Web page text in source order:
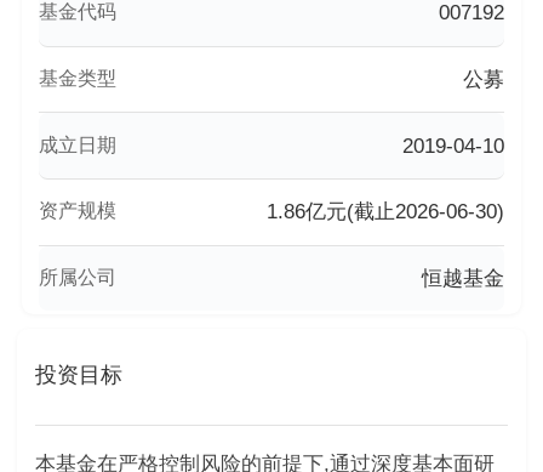
基金代码 007192
基金类型 公募
成立日期 2019-04-10
资产规模 1.86亿元(截止2026-06-30)
所属公司 恒越基金
投资目标
本基金在严格控制风险的前提下,通过深度基本面研